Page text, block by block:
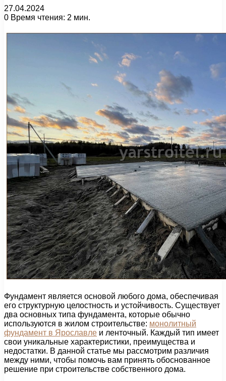
27.04.2024
0 Время чтения: 2 мин.
Фундамент является основой любого дома, обеспечивая
его структурную целостность и устойчивость. Существует
два основных типа фундамента, которые обычно
используются в жилом строительстве: монолитный
фундамент в Ярославле и ленточный. Каждый тип имеет
свои уникальные характеристики, преимущества и
недостатки. В данной статье мы рассмотрим различия
между ними, чтобы помочь вам принять обоснованное
решение при строительстве собственного дома.